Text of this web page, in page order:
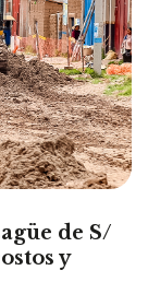
de S/
y